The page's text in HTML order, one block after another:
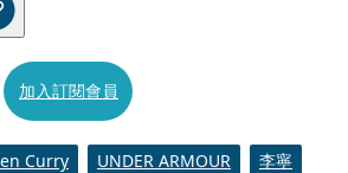
加入訂閱會員
Curry UNDER ARMOUR 李寧